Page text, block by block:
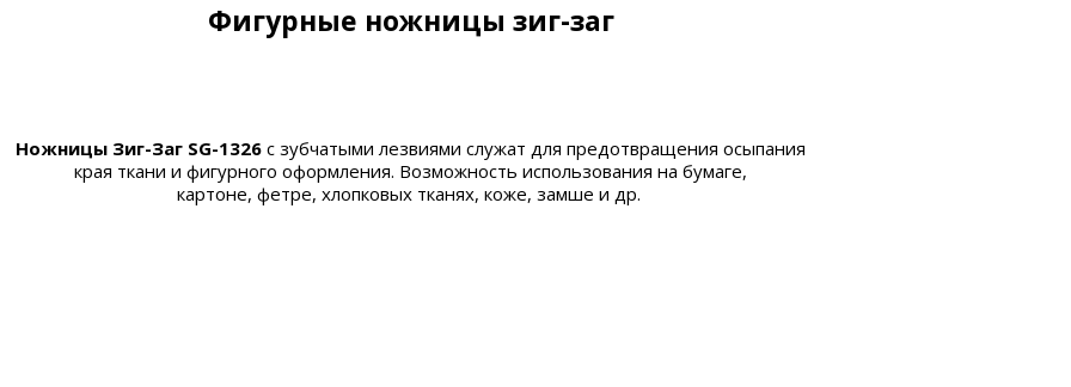
Фигурные ножницы зиг-заг
Ножницы Зиг-Заг SG-1326 с зубчатыми лезвиями служат для предотвращения осыпания
края ткани и фигурного оформления. Возможность использования на бумаге,
картоне, фетре, хлопковых тканях, коже, замше и др.